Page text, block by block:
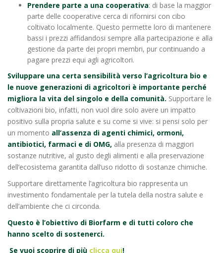
Prendere parte a una cooperativa: di base la maggior
parte delle cooperative cerca di rifornirsi con cibo
coltivato localmente. Questo permette loro di mantenere
bassi i prezzi affidandosi sempre alla partecipazione e alla
gestione da parte dei propri membri, pur continuando a
pagare prezzi equi agli agricoltori.
Sviluppare una certa sensibilità verso l’agricoltura bio e
le nuove generazioni di agricoltori è importante perché
migliora la vita del singolo e della comunità. Supportare le
coltivazioni bio, infatti, non vuol dire solo avere un impatto
positivo sulla propria salute e su come si vive: si pensi solo per
un momento all’assenza di agenti chimici, ormoni,
antibiotici, farmaci e di OMG, alla presenza di maggiori
sostanze nutritive, al gusto degli alimenti e alla preservazione
dell’ecosistema garantita dall’uso ridotto di sostanze chimiche.
Supportare direttamente l’agricoltura bio rappresenta un
investimento fondamentale per la tutela della nostra salute e
dell’ambiente che ci circonda.
Questo è l’obiettivo di Biorfarm e di tutti coloro che
hanno scelto di sostenerci.
Se vuoi scoprire di più clicca qui!